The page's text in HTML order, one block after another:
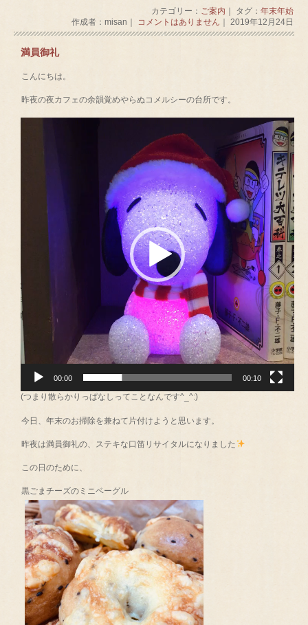
カテゴリー： ご案内 ｜ タグ： 年末年始
作成者：misan｜ コメントはありません ｜ 2019年12月24日
満員御礼
こんにちは。
昨夜の夜カフェの余韻覚めやらぬコメルシーの台所です。
00:00 00:10
(つまり散らかりっぱなしってことなんです^_^:)
今日、年末のお掃除を兼ねて片付けようと思います。
昨夜は満員御礼の、ステキな口笛リサイタルになりました
この日のために、
黒ごまチーズのミニベーグル